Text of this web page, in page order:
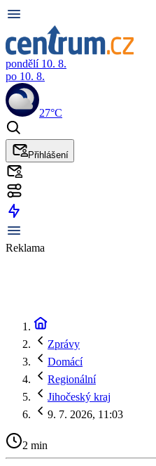
pondělí 10. 8.
po 10. 8.
27°C
Přihlášení
Reklama
Zprávy
Domácí
Regionální
Jihočeský kraj
9. 7. 2026, 11:03
2 min